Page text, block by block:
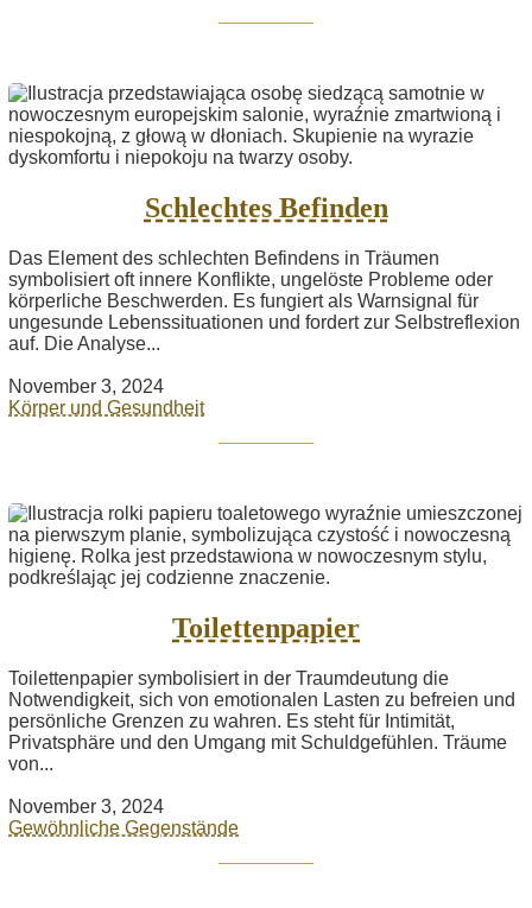
Schlechtes Befinden
Das Element des schlechten Befindens in Träumen
symbolisiert oft innere Konflikte, ungelöste Probleme oder
körperliche Beschwerden. Es fungiert als Warnsignal für
ungesunde Lebenssituationen und fordert zur Selbstreflexion
auf. Die Analyse...
November 3, 2024
Körper und Gesundheit
Toilettenpapier
Toilettenpapier symbolisiert in der Traumdeutung die
Notwendigkeit, sich von emotionalen Lasten zu befreien und
persönliche Grenzen zu wahren. Es steht für Intimität,
Privatsphäre und den Umgang mit Schuldgefühlen. Träume
von...
November 3, 2024
Gewöhnliche Gegenstände